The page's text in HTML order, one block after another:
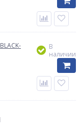
В
наличии